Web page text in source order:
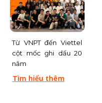
Từ VNPT đến Viettel
cột mốc ghi dấu 20
năm
Tìm hiểu thêm